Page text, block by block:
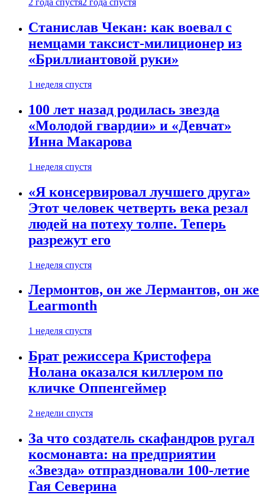
2 года спустя2 года спустя
Станислав Чекан: как воевал с
немцами таксист-милиционер из
«Бриллиантовой руки»
1 неделя спустя
100 лет назад родилась звезда
«Молодой гвардии» и «Девчат»
Инна Макарова
1 неделя спустя
«Я консервировал лучшего друга»
Этот человек четверть века резал
людей на потеху толпе. Теперь
разрежут его
1 неделя спустя
Лермонтов, он же Лермантов, он же
Learmonth
1 неделя спустя
Брат режиссера Кристофера
Нолана оказался киллером по
кличке Оппенгеймер
2 недели спустя
За что создатель скафандров ругал
космонавта: на предприятии
«Звезда» отпраздновали 100-летие
Гая Северина